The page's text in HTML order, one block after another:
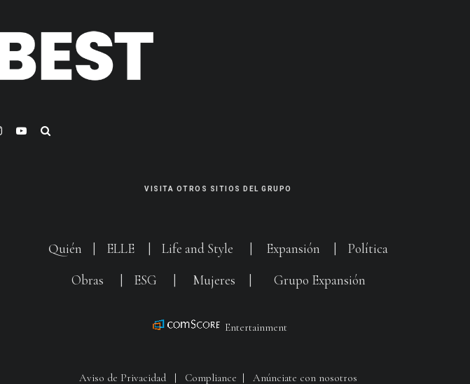
VISITA OTROS SITIOS DEL GRUPO
Quién ELLE Life and Style Expansión
Política
Obras
ESG Mujeres Grupo Expansión
Entertainment
Aviso de Privacidad | Compliance | Anúnciate con nosotros